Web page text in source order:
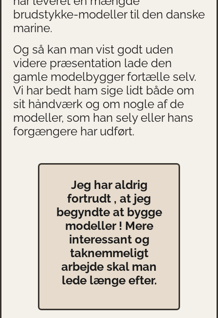
brudstykke-modeller til den danske
marine.
Og så kan man vist godt uden
videre præsentation lade den
gamle modelbygger fortælle selv.
Vi har bedt ham sige lidt både om
sit hảndværk og om nogle af de
modeller, som han sely eller hans
forgængere har udført.
Jeg har aldrig
fortrudt , at jeg
begyndte at bygge
modeller ! Mere
interessant og
taknemmeligt
arbejde skal man
lede længe efter.